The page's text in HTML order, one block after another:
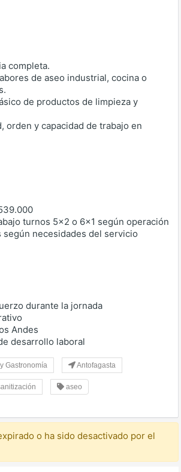
completa.
de aseo industrial, cocina o
de productos de limpieza y
orden y capacidad de trabajo en
turnos 5x2 o 6x1 según operación
según necesidades del servicio
durante la jornada
Andes
desarrollo laboral
Gastronomía Antofagasta
aseo
o ha sido desactivado por el